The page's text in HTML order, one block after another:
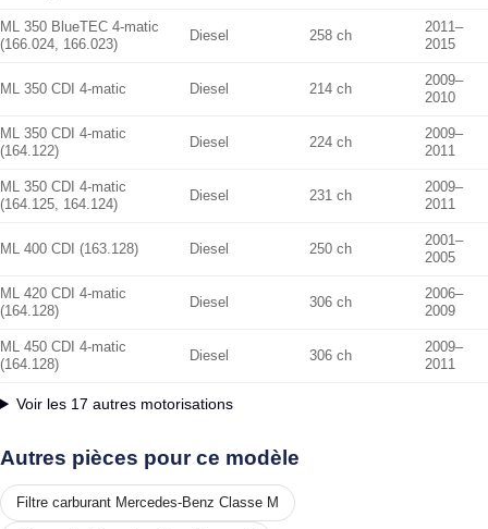
ML 350 BlueTEC 4-matic
(166.024, 166.023)
Diesel 258 ch
2011–
2015
ML 350 CDI 4-matic Diesel 214 ch
2009–
2010
ML 350 CDI 4-matic
(164.122)
Diesel 224 ch
2009–
2011
ML 350 CDI 4-matic
(164.125, 164.124)
Diesel 231 ch
2009–
2011
ML 400 CDI (163.128) Diesel 250 ch
2001–
2005
ML 420 CDI 4-matic
(164.128)
Diesel 306 ch
2006–
2009
ML 450 CDI 4-matic
(164.128)
Diesel 306 ch
2009–
2011
Voir les 17 autres motorisations
Autres pièces pour ce modèle
Filtre carburant Mercedes-Benz Classe M